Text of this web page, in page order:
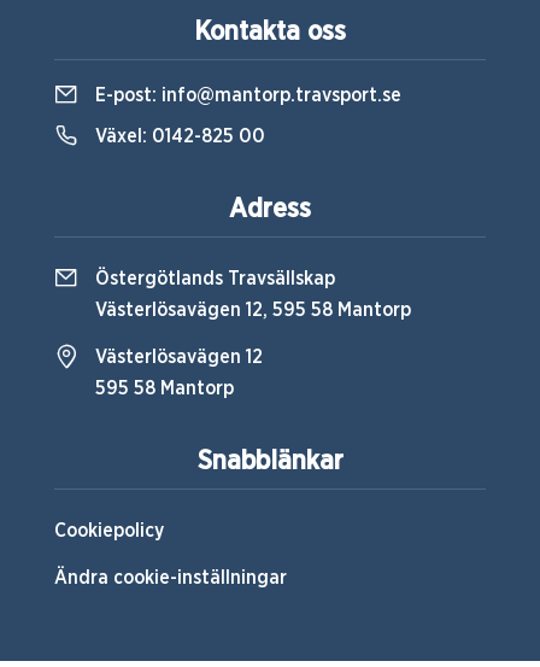
Snabblänkar
Cookiepolicy
Ändra cookie-inställningar
Kontakta oss
E-post: info@mantorp.travsport.se
Växel: 0142-825 00
Adress
Östergötlands Travsällskap
Västerlösavägen 12, 595 58 Mantorp
Västerlösavägen 12
595 58 Mantorp